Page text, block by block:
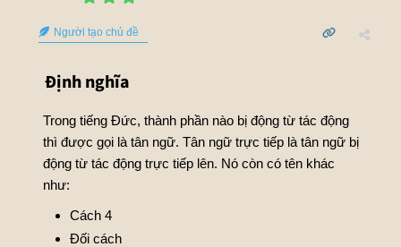
Người tạo chủ đề
Định nghĩa
Trong tiếng Đức, thành phần nào bị động từ tác động
thì được gọi là tân ngữ. Tân ngữ trực tiếp là tân ngữ bị
động từ tác động trực tiếp lên. Nó còn có tên khác
như:
Cách 4
Đối cách